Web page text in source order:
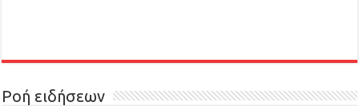
Ροή ειδήσεων